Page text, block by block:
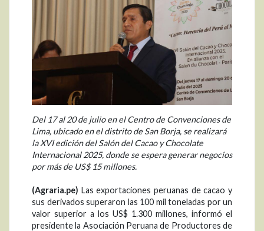
Del 17 al 20 de julio en el Centro de Convenciones de
Lima, ubicado en el distrito de San Borja, se realizará
la XVI edición del Salón del Cacao y Chocolate
Internacional 2025, donde se espera generar negocios
por más de US$ 15 millones.
(Agraria.pe) Las exportaciones peruanas de cacao y
sus derivados superaron las 100 mil toneladas por un
valor superior a los US$ 1.300 millones, informó el
presidente la Asociación Peruana de Productores de